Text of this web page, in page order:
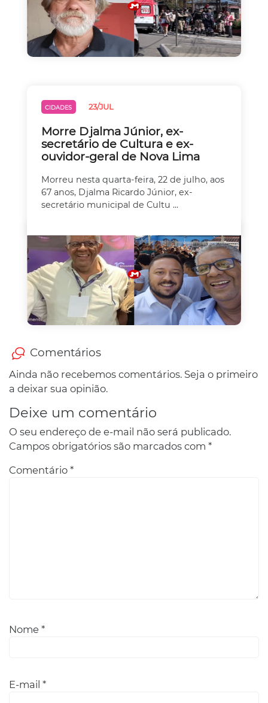
CIDADES 23/JUL
Morre Djalma Júnior, ex-
secretário de Cultura e ex-
ouvidor-geral de Nova Lima
Morreu nesta quarta-feira, 22 de julho, aos
67 anos, Djalma Ricardo Júnior, ex-
secretário municipal de Cultu ...
Comentários
Ainda não recebemos comentários. Seja o primeiro
a deixar sua opinião.
Deixe um comentário
O seu endereço de e-mail não será publicado.
Campos obrigatórios são marcados com *
Comentário *
Nome *
E-mail *